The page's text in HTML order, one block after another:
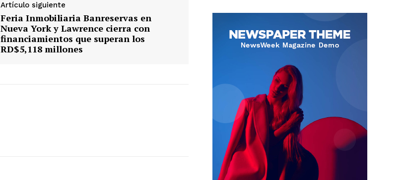
Artículo siguiente
Feria Inmobiliaria Banreservas en
Nueva York y Lawrence cierra con
financiamientos que superan los
RD$5,118 millones